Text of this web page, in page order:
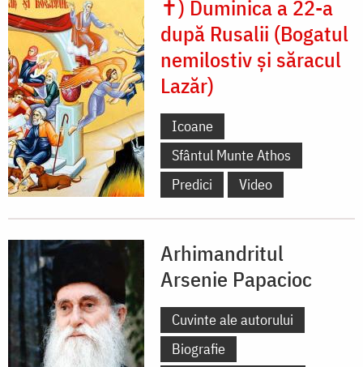
✝) Duminica a 22-a
după Rusalii (Bogatul
nemilostiv și săracul
Lazăr)
Icoane
Sfântul Munte Athos
Predici
Video
Arhimandritul
Arsenie Papacioc
Cuvinte ale autorului
Biografie